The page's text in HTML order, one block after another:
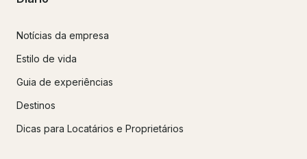
Notícias da empresa
Estilo de vida
Guia de experiências
Destinos
Dicas para Locatários e Proprietários